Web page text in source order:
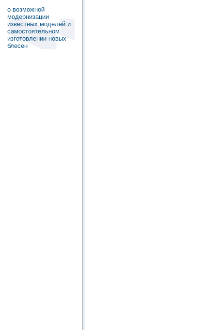
о возможной
модернизации
известных моделей и
самостоятельном
изготовлении новых
блесен